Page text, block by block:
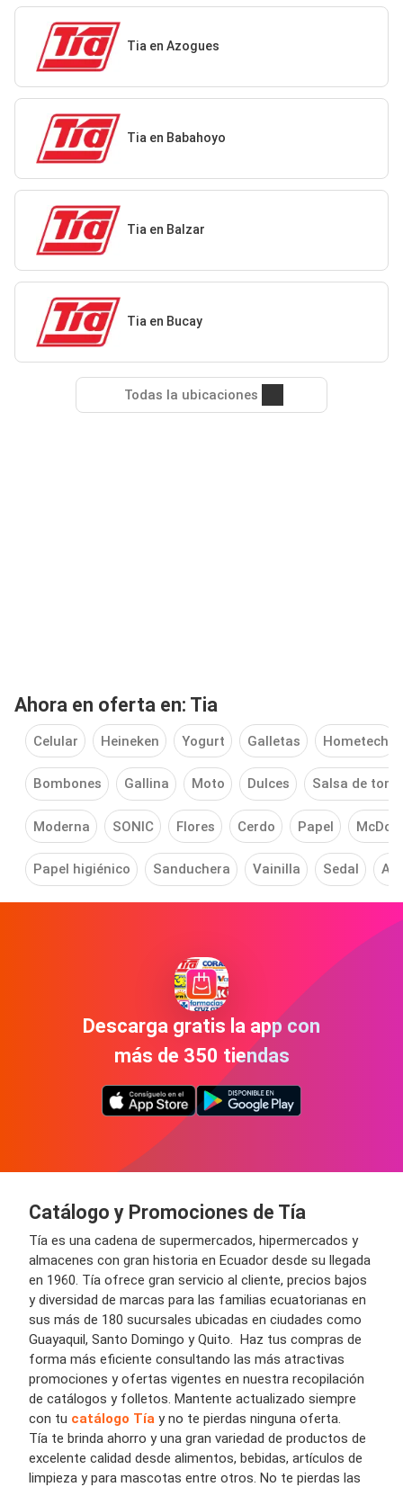
Tia en Azogues
Tia en Babahoyo
Tia en Balzar
Tia en Bucay
Todas la ubicaciones
Ahora en oferta en: Tia
Celular Heineken Yogurt Galletas Hometech
Bombones Gallina Moto Dulces Salsa de
Moderna SONIC Flores Cerdo Papel
Papel higiénico Sanduchera Vainilla Sedal
Descarga gratis la app con
más de 350 tiendas
Catálogo y Promociones de Tía
Tía es una cadena de supermercados, hipermercados y
almacenes con gran historia en Ecuador desde su llegada
en 1960. Tía ofrece gran servicio al cliente, precios bajos
y diversidad de marcas para las familias ecuatorianas en
sus más de 180 sucursales ubicadas en ciudades como
Guayaquil, Santo Domingo y Quito. Haz tus compras de
forma más eficiente consultando las más atractivas
promociones y ofertas vigentes en nuestra recopilación
de catálogos y folletos. Mantente actualizado siempre
con tu catálogo Tía y no te pierdas ninguna oferta.
Tía te brinda ahorro y una gran variedad de productos de
excelente calidad desde alimentos, bebidas, artículos de
limpieza y para mascotas entre otros. No te pierdas las